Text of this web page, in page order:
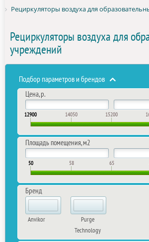
Рециркуляторы воздуха для
Рециркуляторы воздуха для
учреждений
Подбор параметров и брендов
Цена, р.
12900 14050 15200
Площадь помещения, м2
50 58 65
Бренд
Anvikor
Purge
Technology